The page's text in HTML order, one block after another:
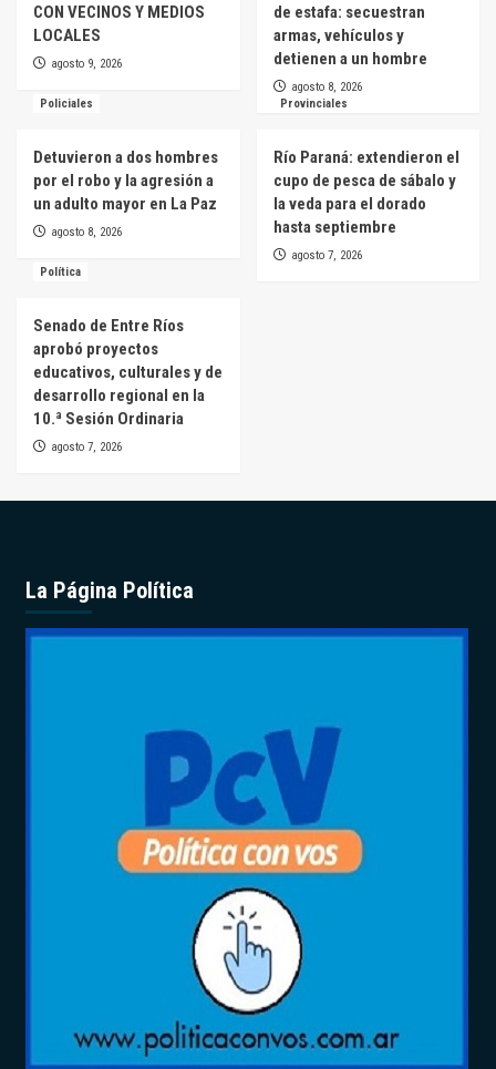
CON VECINOS Y MEDIOS
LOCALES
agosto 9, 2026
de estafa: secuestran
armas, vehículos y
detienen a un hombre
agosto 8, 2026
Policiales
Detuvieron a dos hombres
por el robo y la agresión a
un adulto mayor en La Paz
agosto 8, 2026
Provinciales
Río Paraná: extendieron el
cupo de pesca de sábalo y
la veda para el dorado
hasta septiembre
agosto 7, 2026
Política
Senado de Entre Ríos
aprobó proyectos
educativos, culturales y de
desarrollo regional en la
10.ª Sesión Ordinaria
agosto 7, 2026
La Página Política